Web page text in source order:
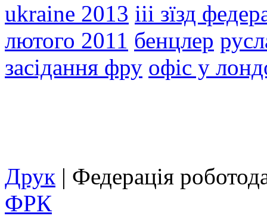
ukraine 2013 ііі зїзд
лютого 2011 бенцлер
засідання фру офіс у
Друк | Федерація
ФРК